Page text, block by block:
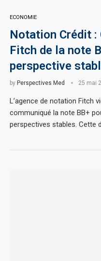
ECONOMIE
Notation Crédit
Fitch de la note
perspective
by Perspectives Med 25 mai
L’agence de notation Fitch
communiqué la note BB+
perspectives stables. Cette